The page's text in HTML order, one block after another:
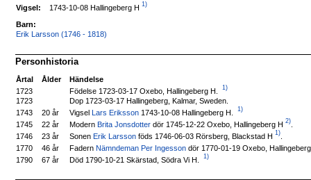
Vigsel: 1743-10-08 Hallingeberg H 1)
Barn:
Erik Larsson (1746 - 1818)
Personhistoria
Årtal Ålder
Händelse
1723
Födelse 1723-03-17 Oxebo, Hallingeberg H. 1)
1723
Dop 1723-03-17 Hallingeberg, Kalmar, Sweden.
1743
20 år VigselLars Eriksson 1743-10-08 Hallingeberg H. 1)
1745 22 år ModernBrita Jonsdotter dör 1745-12-22 Oxebo, Hallingeberg H 2)
1746
23 år SonenErik Larsson föds 1746-06-03 Rörsberg, Blackstad H 1)
1770
46 år FadernNämndeman Per Ingesson dör 1770-01-19 Oxebo,
1790
67 år Död 1790-10-21 Skärstad, Södra Vi H. 1)